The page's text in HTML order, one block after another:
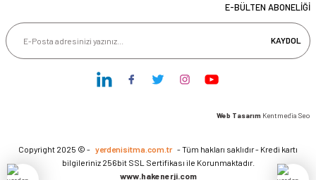
E-BÜLTEN ABONELİĞİ
KAYDOL
Web Tasarım Kentmedia Seo
Copyright 2025 © - yerdenisitma.com.tr - Tüm hakları saklıdır - Kredi kartı
bilgileriniz 256bit SSL Sertifikası ile Korunmaktadır.
www.hakenerji.com